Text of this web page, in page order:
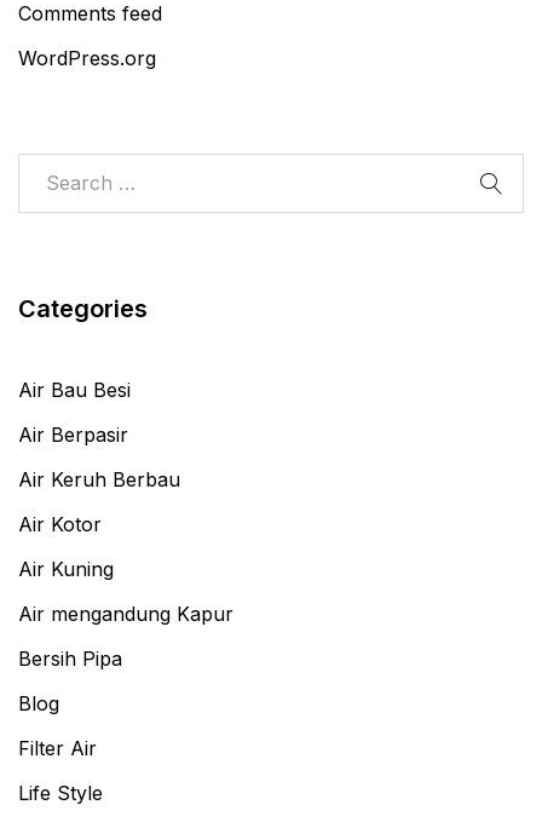
Comments feed
WordPress.org
Categories
Air Bau Besi
Air Berpasir
Air Keruh Berbau
Air Kotor
Air Kuning
Air mengandung Kapur
Bersih Pipa
Blog
Filter Air
Life Style